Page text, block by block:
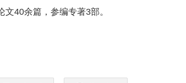
40余篇，参编专著3部。